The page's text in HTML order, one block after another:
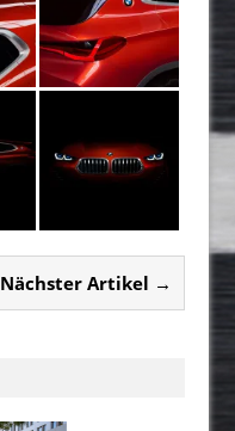
Nächster Artikel →